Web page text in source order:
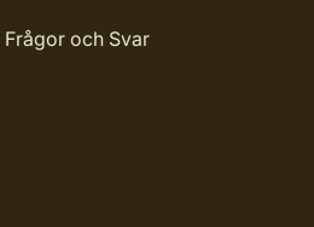
Frågor och Svar